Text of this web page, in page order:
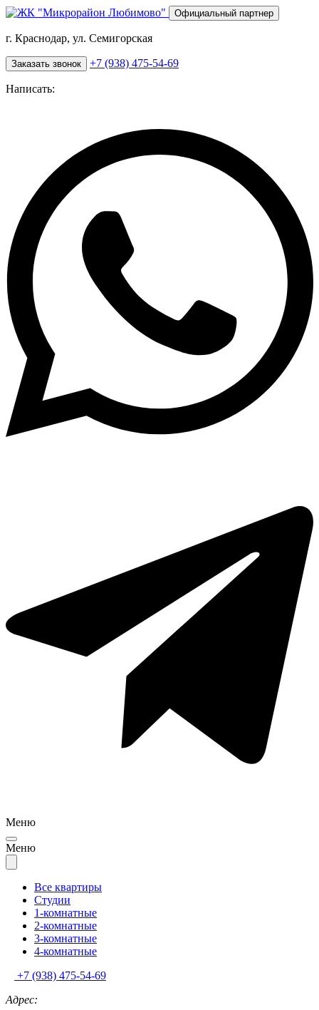
Перейти
основному
Официальный партнер
г. Краснодар, ул. Семигорская
Заказать звонок +7 (938) 475-54-69
Написать:
Меню
Меню
Все квартиры
Студии
1-комнатные
2-комнатные
3-комнатные
4-комнатные
+7 (938) 475-54-69
Адрес: